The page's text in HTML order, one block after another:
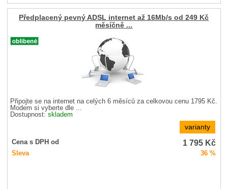
Předplacený pevný ADSL internet až 16Mb/s od 249 Kč
měsíčně ...
Připojte se na internet na celých 6 měsíců za celkovou cenu 1795 Kč.
Modem si vyberte dle ...
Dostupnost:skladem
varianty
Cena s DPH od 1 795 Kč
Sleva 36 %